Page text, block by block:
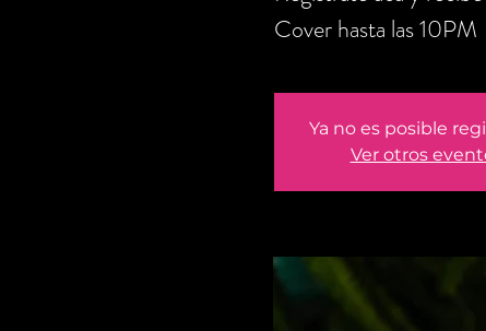
Cover hasta las 10PM
Ya no es posible
Ver otros